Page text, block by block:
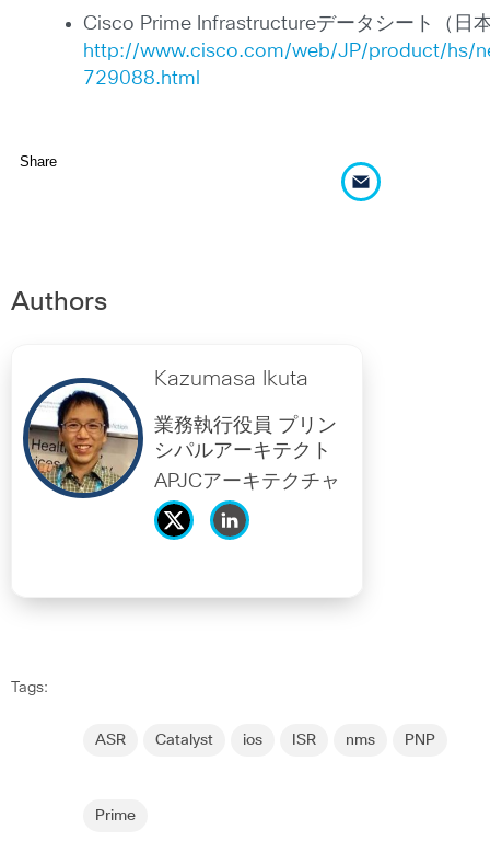
Cisco Prime Infrastructureデータシート（日
http://www.cisco.com/web/JP/product/hs/
729088.html
Share
Authors
Kazumasa Ikuta
業務執行役員 プリン
シパルアーキテクト
APJCアーキテクチャ
Tags:
ASR Catalyst ios ISR nms PNP
Prime